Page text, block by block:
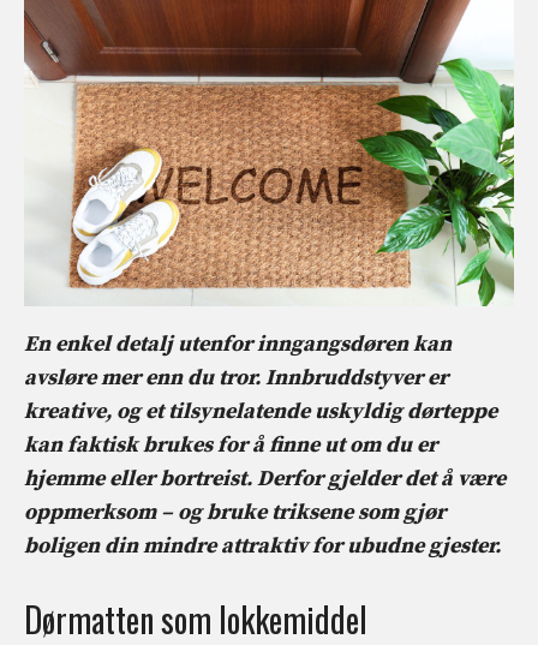
En enkel detalj utenfor inngangsdøren kan
avsløre mer enn du tror. Innbruddstyver er
kreative, og et tilsynelatende uskyldig dørteppe
kan faktisk brukes for å finne ut om du er
hjemme eller bortreist. Derfor gjelder det å være
oppmerksom – og bruke triksene som gjør
boligen din mindre attraktiv for ubudne gjester.
Dørmatten som lokkemiddel